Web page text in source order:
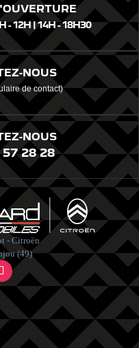
- 12H | 14H - 18H30
NOUS
de contact)
NOUS
57 28 28
- Citroën
(49)